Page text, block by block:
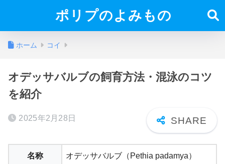
ポリプのよみもの
ホーム コイ
オデッサバルブの飼育方法・混泳のコツ
を紹介
2025年2月28日
名称 オデッサバルブ（Pethia padamya）